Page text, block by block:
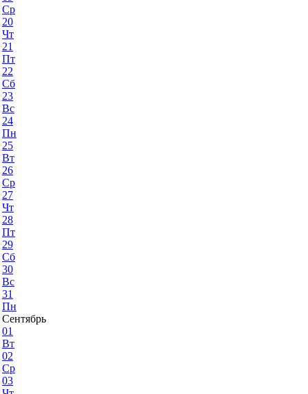
Ср
20
Чт
21
Пт
22
Сб
23
Вс
24
Пн
25
Вт
26
Ср
27
Чт
28
Пт
29
Сб
30
Вс
31
Пн
Сентябрь
01
Вт
02
Ср
03